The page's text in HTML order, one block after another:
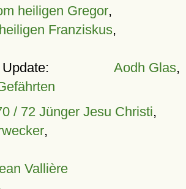
heiligen Gregor,
Franziskus,
Aodh Glas,
/ 72 Jünger Jesu Christi,
,
Vallière